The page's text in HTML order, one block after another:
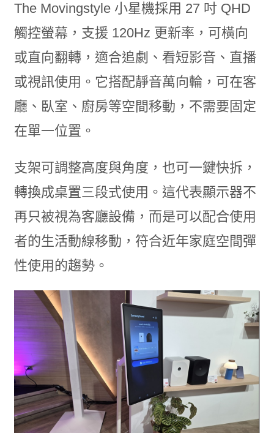
The Movingstyle 小星機採用 27 吋 QHD
觸控螢幕，支援 120Hz 更新率，可橫向
或直向翻轉，適合追劇、看短影音、直播
或視訊使用。它搭配靜音萬向輪，可在客
廳、臥室、廚房等空間移動，不需要固定
在單一位置。
支架可調整高度與角度，也可一鍵快拆，
轉換成桌置三段式使用。這代表顯示器不
再只被視為客廳設備，而是可以配合使用
者的生活動線移動，符合近年家庭空間彈
性使用的趨勢。